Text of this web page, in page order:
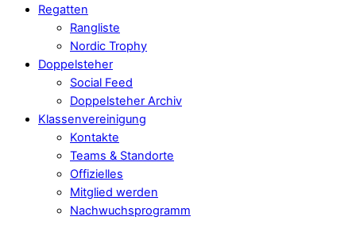
Regatten
Rangliste
Nordic Trophy
Doppelsteher
Social Feed
Doppelsteher Archiv
Klassenvereinigung
Kontakte
Teams & Standorte
Offizielles
Mitglied werden
Nachwuchsprogramm